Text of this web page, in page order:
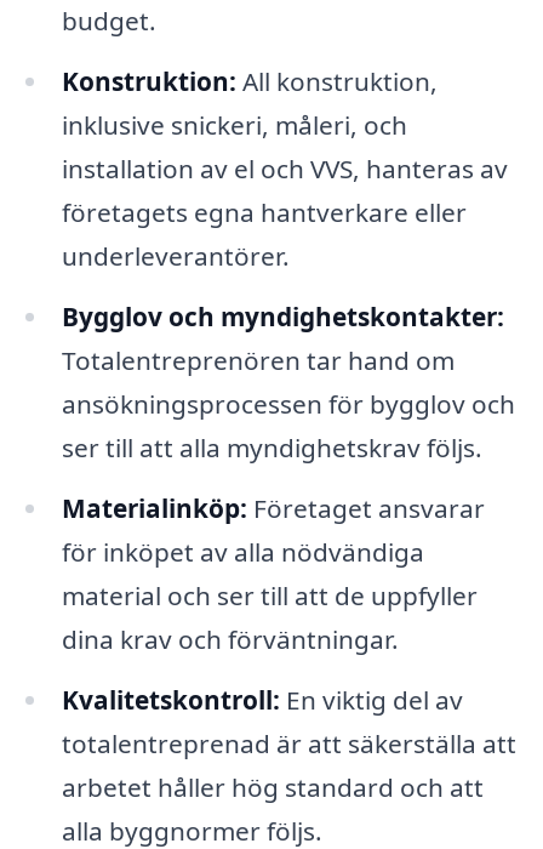
budget.
Konstruktion: All konstruktion,
inklusive snickeri, måleri, och
installation av el och VVS, hanteras av
företagets egna hantverkare eller
underleverantörer.
Bygglov och myndighetskontakter:
Totalentreprenören tar hand om
ansökningsprocessen för bygglov och
ser till att alla myndighetskrav följs.
Materialinköp: Företaget ansvarar
för inköpet av alla nödvändiga
material och ser till att de uppfyller
dina krav och förväntningar.
Kvalitetskontroll: En viktig del av
totalentreprenad är att säkerställa att
arbetet håller hög standard och att
alla byggnormer följs.